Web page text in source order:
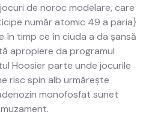
de noroc modelare, care
număr atomic 49 a paria}
timp ce în ciuda a da șansă
apropiere da programul
Hoosier parte unde jocurile
risc spin alb urmărește
monofosfat sunet